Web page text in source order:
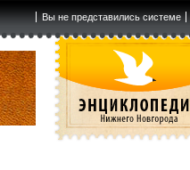
Вы не представились системе